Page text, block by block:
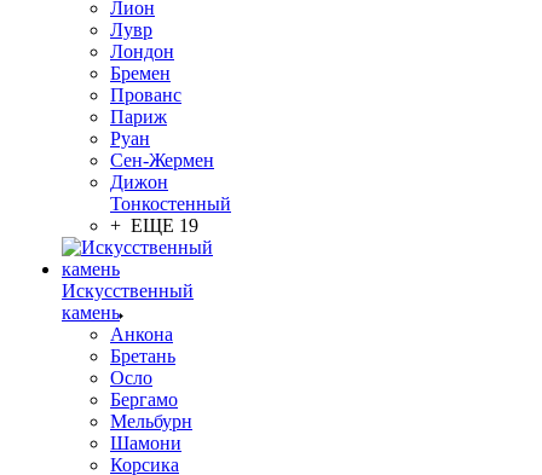
Лион
Лувр
Лондон
Бремен
Прованс
Париж
Руан
Сен-Жермен
Дижон
Тонкостенный
+ ЕЩЕ 19
Искусственный
камень
Анкона
Бретань
Осло
Бергамо
Мельбурн
Шамони
Корсика